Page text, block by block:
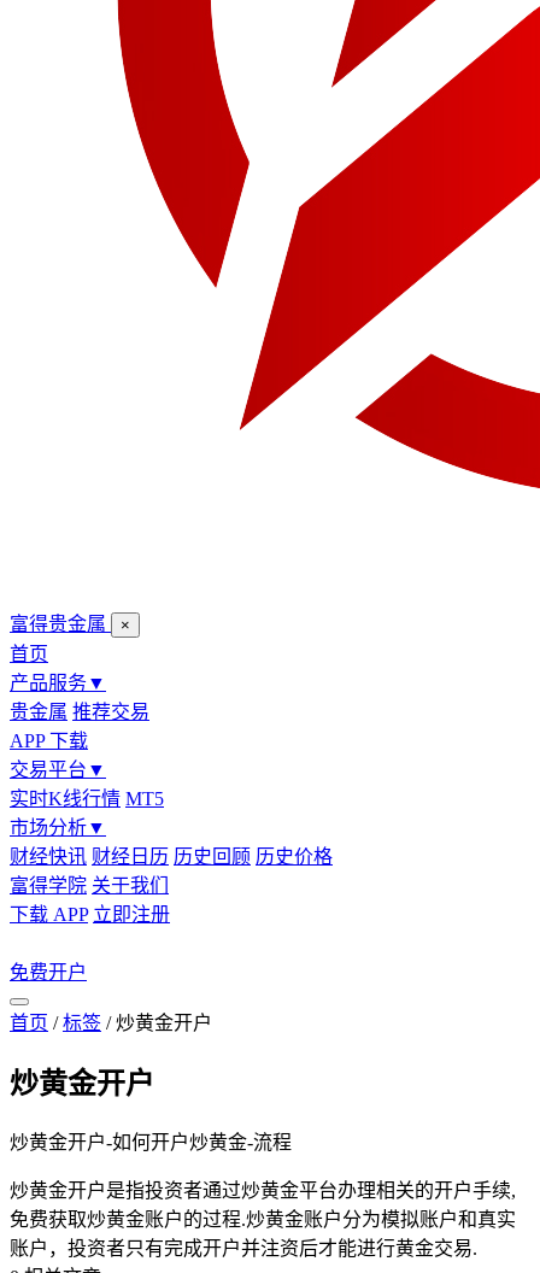
富得贵金属 ×
首页
产品服务▼
贵金属 推荐交易
APP 下载
交易平台 ▼
实时K线行情 MT5
市场分析▼
财经快讯 财经日历 历史回顾 历史价格
富得学院 关于我们
下载 APP 立即注册
免费开户
首页 / 标签 / 炒黄金开户
炒黄金开户
炒黄金开户-如何开户炒黄金-流程
炒黄金开户是指投资者通过炒黄金平台办理相关的开户手续,
免费获取炒黄金账户的过程.炒黄金账户分为模拟账户和真实
账户，投资者只有完成开户并注资后才能进行黄金交易.